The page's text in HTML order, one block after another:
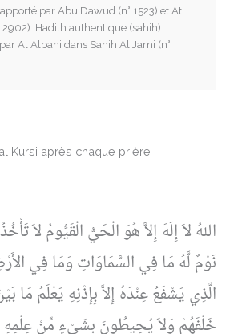
par Abu Dawud (n° 1523) et At
2902). Hadith authentique (sahih).
Al Albani dans Sahih Al Jami (n°
Kursi après chaque prière
اللهُ لاَ إِلَهَ إِلاَّ هُوَ الْحَيُّ الْقَيُّومُ لاَ
نَوْمٌ لَّهُ مَا فِي السَّمَاوَاتِ وَمَا فِي
الَّذِي يَشْفَعُ عِنْدَهُ إِلاَّ بِإِذْنِهِ يَعْلَمُ مَا
خَلْفَهُمْ وَلاَ يُحِيطُونَ بِشَىْءٍ مِّنْ عِلْمِهِ